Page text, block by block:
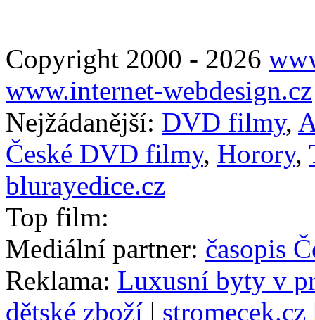
Copyright 2000 - 2026
www.internet-webdesign.cz
Nejžádanější: DVD filmy,
České DVD filmy, Horory,
blurayedice.cz
Top film:
Mediální partner: časopis
Reklama: Luxusní byty v
dětské zboží | stromecek.cz